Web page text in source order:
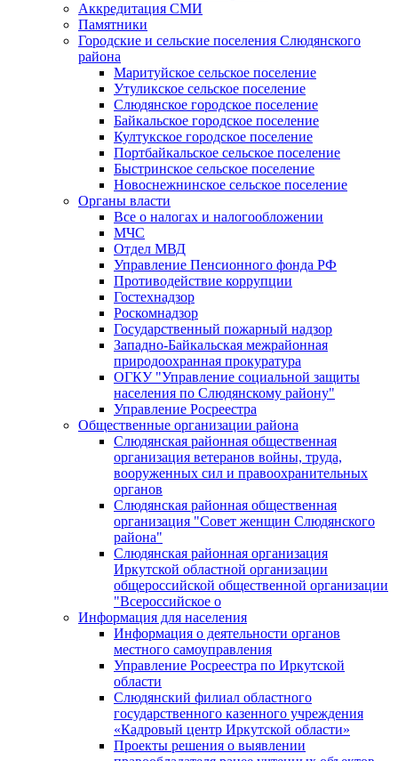
Аккредитация СМИ
Памятники
Городские и сельские поселения Слюдянского
района
Маритуйское сельское поселение
Утуликское сельское поселение
Слюдянское городское поселение
Байкальское городское поселение
Култукское городское поселение
Портбайкальское сельское поселение
Быстринское сельское поселение
Новоснежнинское сельское поселение
Органы власти
Все о налогах и налогообложении
МЧС
Отдел МВД
Управление Пенсионного фонда РФ
Противодействие коррупции
Гостехнадзор
Роскомнадзор
Государственный пожарный надзор
Западно-Байкальская межрайонная
природоохранная прокуратура
ОГКУ "Управление социальной защиты
населения по Слюдянскому району"
Управление Росреестра
Общественные организации района
Слюдянская районная общественная
организация ветеранов войны, труда,
вооруженных сил и правоохранительных
органов
Слюдянская районная общественная
организация "Совет женщин Слюдянского
района"
Слюдянская районная организация
Иркутской областной организации
общероссийской общественной организации
"Всероссийское о
Информация для населения
Информация о деятельности органов
местного самоуправления
Управление Росреестра по Иркутской
области
Слюдянский филиал областного
государственного казенного учреждения
«Кадровый центр Иркутской области»
Проекты решения о выявлении